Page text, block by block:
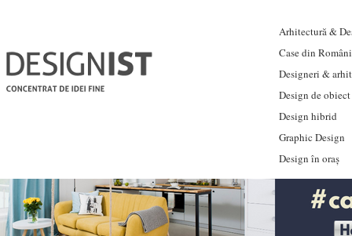
Arhitectură &
Case din
Designeri &
Design de obiect
Design hibrid
Graphic Design
Design în oraș